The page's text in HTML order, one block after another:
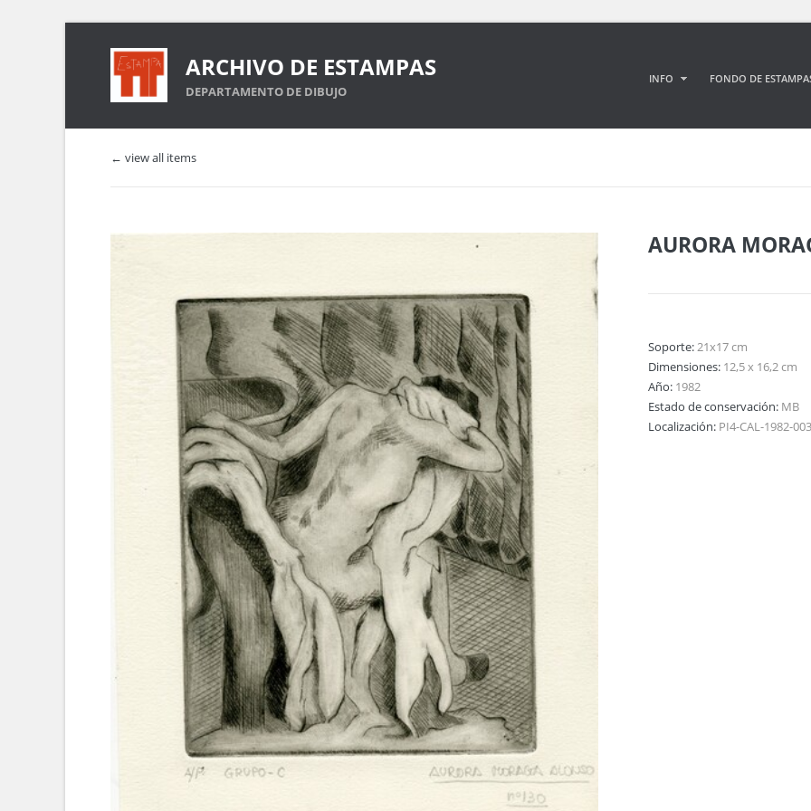
ARCHIVO DE ESTAMPAS
DEPARTAMENTO DE DIBUJO
INFO FONDO DE
← view all items
AURORA
Soporte:21x17 cm
Dimensiones: 12,5 x 16,2 cm
Año: 1982
Estado de conservación: MB
Localización: PI4-CAL-1982-003